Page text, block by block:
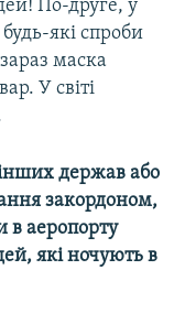
По-друге, у
які спроби
маска
У світі
держав або
закордоном,
в аеропорту
які ночують в